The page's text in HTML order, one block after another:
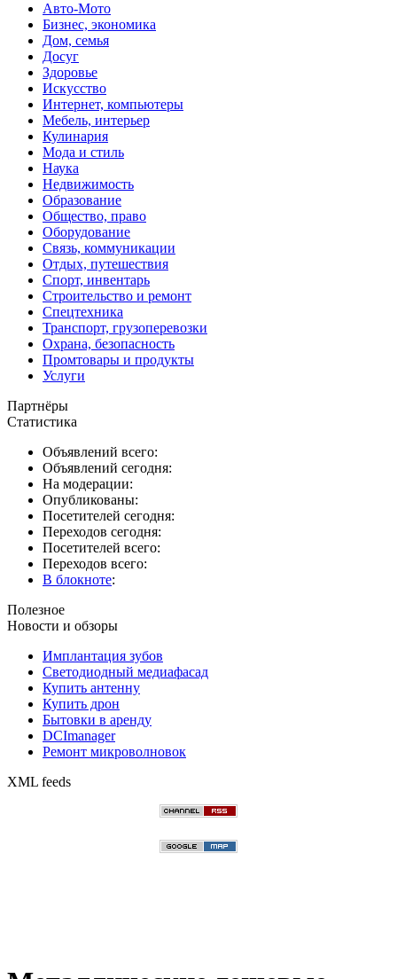
Авто-Мото
Бизнес, экономика
Дом, семья
Досуг
Здоровье
Искусство
Интернет, компьютеры
Мебель, интерьер
Кулинария
Мода и стиль
Наука
Недвижимость
Образование
Общество, право
Оборудование
Связь, коммуникации
Отдых, путешествия
Спорт, инвентарь
Строительство и ремонт
Спецтехника
Транспорт, грузоперевозки
Охрана, безопасность
Промтовары и продукты
Услуги
Партнёры
Статистика
Объявлений всего:
Объявлений сегодня:
На модерации:
Опубликованы:
Посетителей сегодня:
Переходов сегодня:
Посетителей всего:
Переходов всего:
В блокноте:
Полезное
Новости и обзоры
Имплантация зубов
Светодиодный медиафасад
Купить антенну
Купить дрон
Бытовки в аренду
DCImanager
Ремонт микроволновок
XML feeds